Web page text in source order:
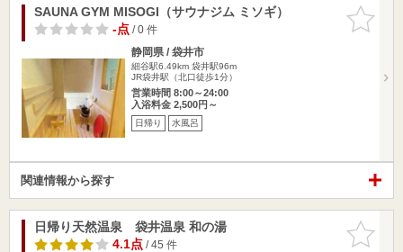
お気に入
りに追加
SAUNA GYM MISOGI（サウナジム ミソギ）
-点/ 0 件
静岡県 / 袋井市
細谷駅6.49km 袋井駅96m
JR袋井駅（北口徒歩1分）
営業時間 8:00～24:00
入浴料金 2,500円～
日帰り 水風呂
関連情報から探す
お気に入
りに追加
日帰り天然温泉 袋井温泉 和の湯
4.1点/ 45 件